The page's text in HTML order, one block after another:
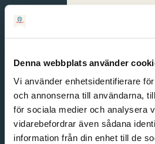
Denna webbplats använder
Vi använder enhetsidentifierare
och annonserna till användarna,
för sociala medier och analysera
vidarebefordrar även sådana
information från din enhet till de